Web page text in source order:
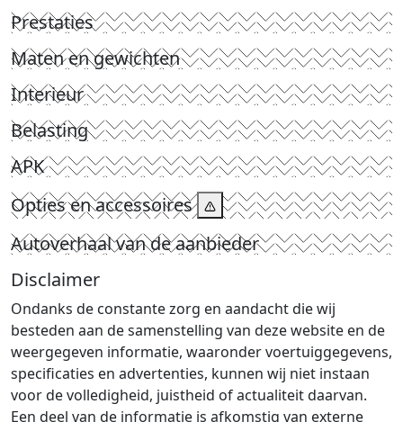
Prestaties
Maten en gewichten
Interieur
Belasting
APK
Opties en accessoires
Autoverhaal van de aanbieder
Disclaimer
Ondanks de constante zorg en aandacht die wij
besteden aan de samenstelling van deze website en de
weergegeven informatie, waaronder voertuiggegevens,
specificaties en advertenties, kunnen wij niet instaan
voor de volledigheid, juistheid of actualiteit daarvan.
Een deel van de informatie is afkomstig van externe